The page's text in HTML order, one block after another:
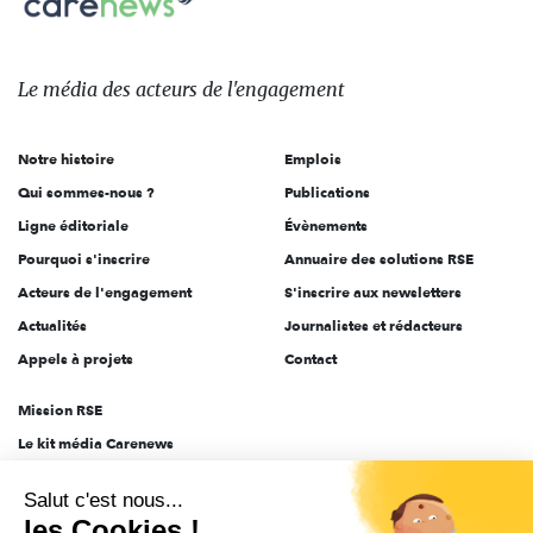
Le
des
l'engagement
Le média des acteurs de l'engagement
Notre histoire
Qui sommes-nous ?
Ligne éditoriale
Pourquoi s'inscrire
Acteurs de l'engagement
Actualités
Appels à projets
Emplois
Publications
Évènements
Annuaire des solutions RSE
S'inscrire aux newsletters
Journalistes et rédacteurs
Contact
Mission RSE
Le kit média Carenews
AEF info
Salut c'est nous...